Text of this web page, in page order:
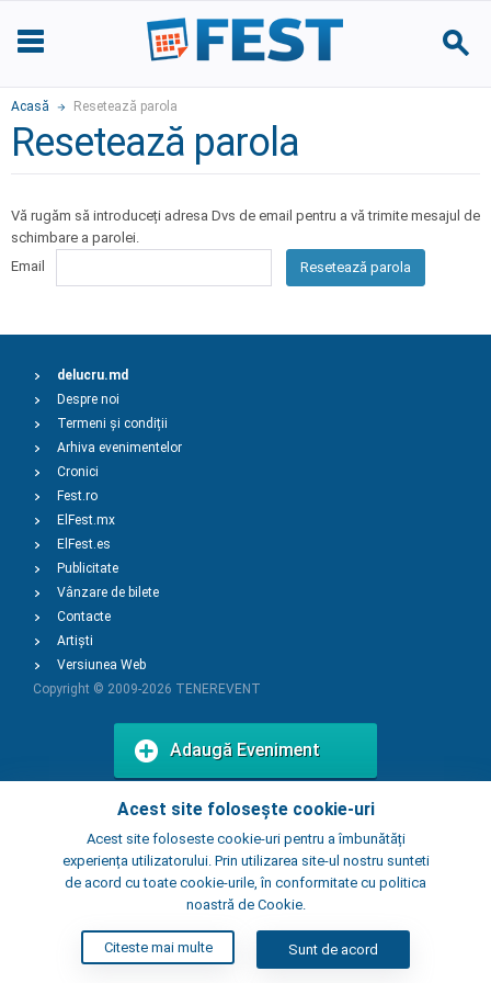
Acasă Resetează parola
Resetează parola
Vă rugăm să introduceți adresa Dvs de email pentru a vă trimite mesajul de
schimbare a parolei.
Email
Resetează parola
Acest site folosește cookie-uri
Acest site foloseste cookie-uri pentru a îmbunătăți
experiența utilizatorului. Prin utilizarea site-ul nostru sunteti
de acord cu toate cookie-urile, în conformitate cu politica
noastră de Cookie.
Citeste mai multe Sunt de acord
delucru.md
Despre noi
Termeni și condiții
Arhiva evenimentelor
Cronici
Fest.ro
ElFest.mx
ElFest.es
Publicitate
Vânzare de bilete
Contacte
Artiști
Versiunea Web
Copyright © 2009-2026 TENEREVENT
Adaugă Eveniment
Adaugă Local